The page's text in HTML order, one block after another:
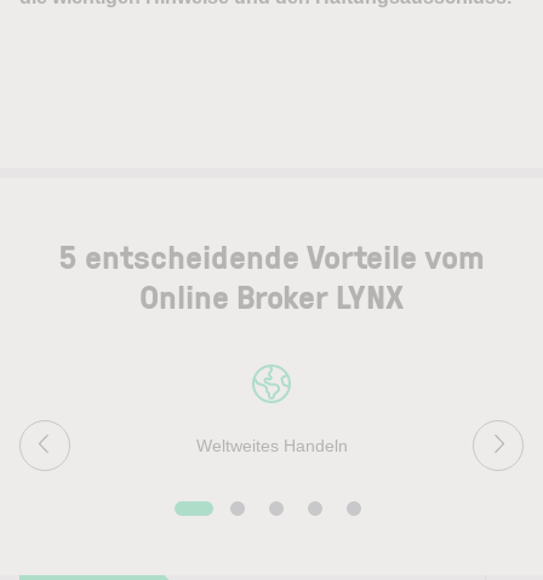
5 entscheidende Vorteile vom
Online Broker LYNX
Weltweites Handeln